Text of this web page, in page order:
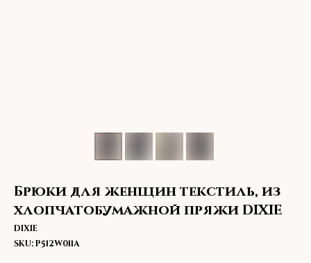
Брюки для женщин текстиль, из
хлопчатобумажной пряжи DIXIE
DIXIE
SKU: P512W011A